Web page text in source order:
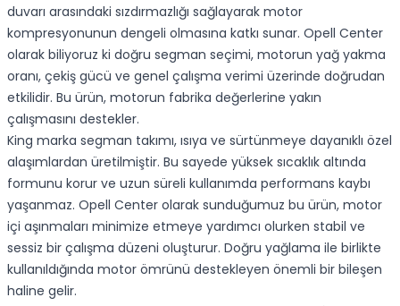
duvarı arasındaki sızdırmazlığı sağlayarak motor
kompresyonunun dengeli olmasına katkı sunar. Opell Center
olarak biliyoruz ki doğru segman seçimi, motorun yağ yakma
oranı, çekiş gücü ve genel çalışma verimi üzerinde doğrudan
etkilidir. Bu ürün, motorun fabrika değerlerine yakın
çalışmasını destekler.
King marka segman takımı, ısıya ve sürtünmeye dayanıklı özel
alaşımlardan üretilmiştir. Bu sayede yüksek sıcaklık altında
formunu korur ve uzun süreli kullanımda performans kaybı
yaşanmaz. Opell Center olarak sunduğumuz bu ürün, motor
içi aşınmaları minimize etmeye yardımcı olurken stabil ve
sessiz bir çalışma düzeni oluşturur. Doğru yağlama ile birlikte
kullanıldığında motor ömrünü destekleyen önemli bir bileşen
haline gelir.